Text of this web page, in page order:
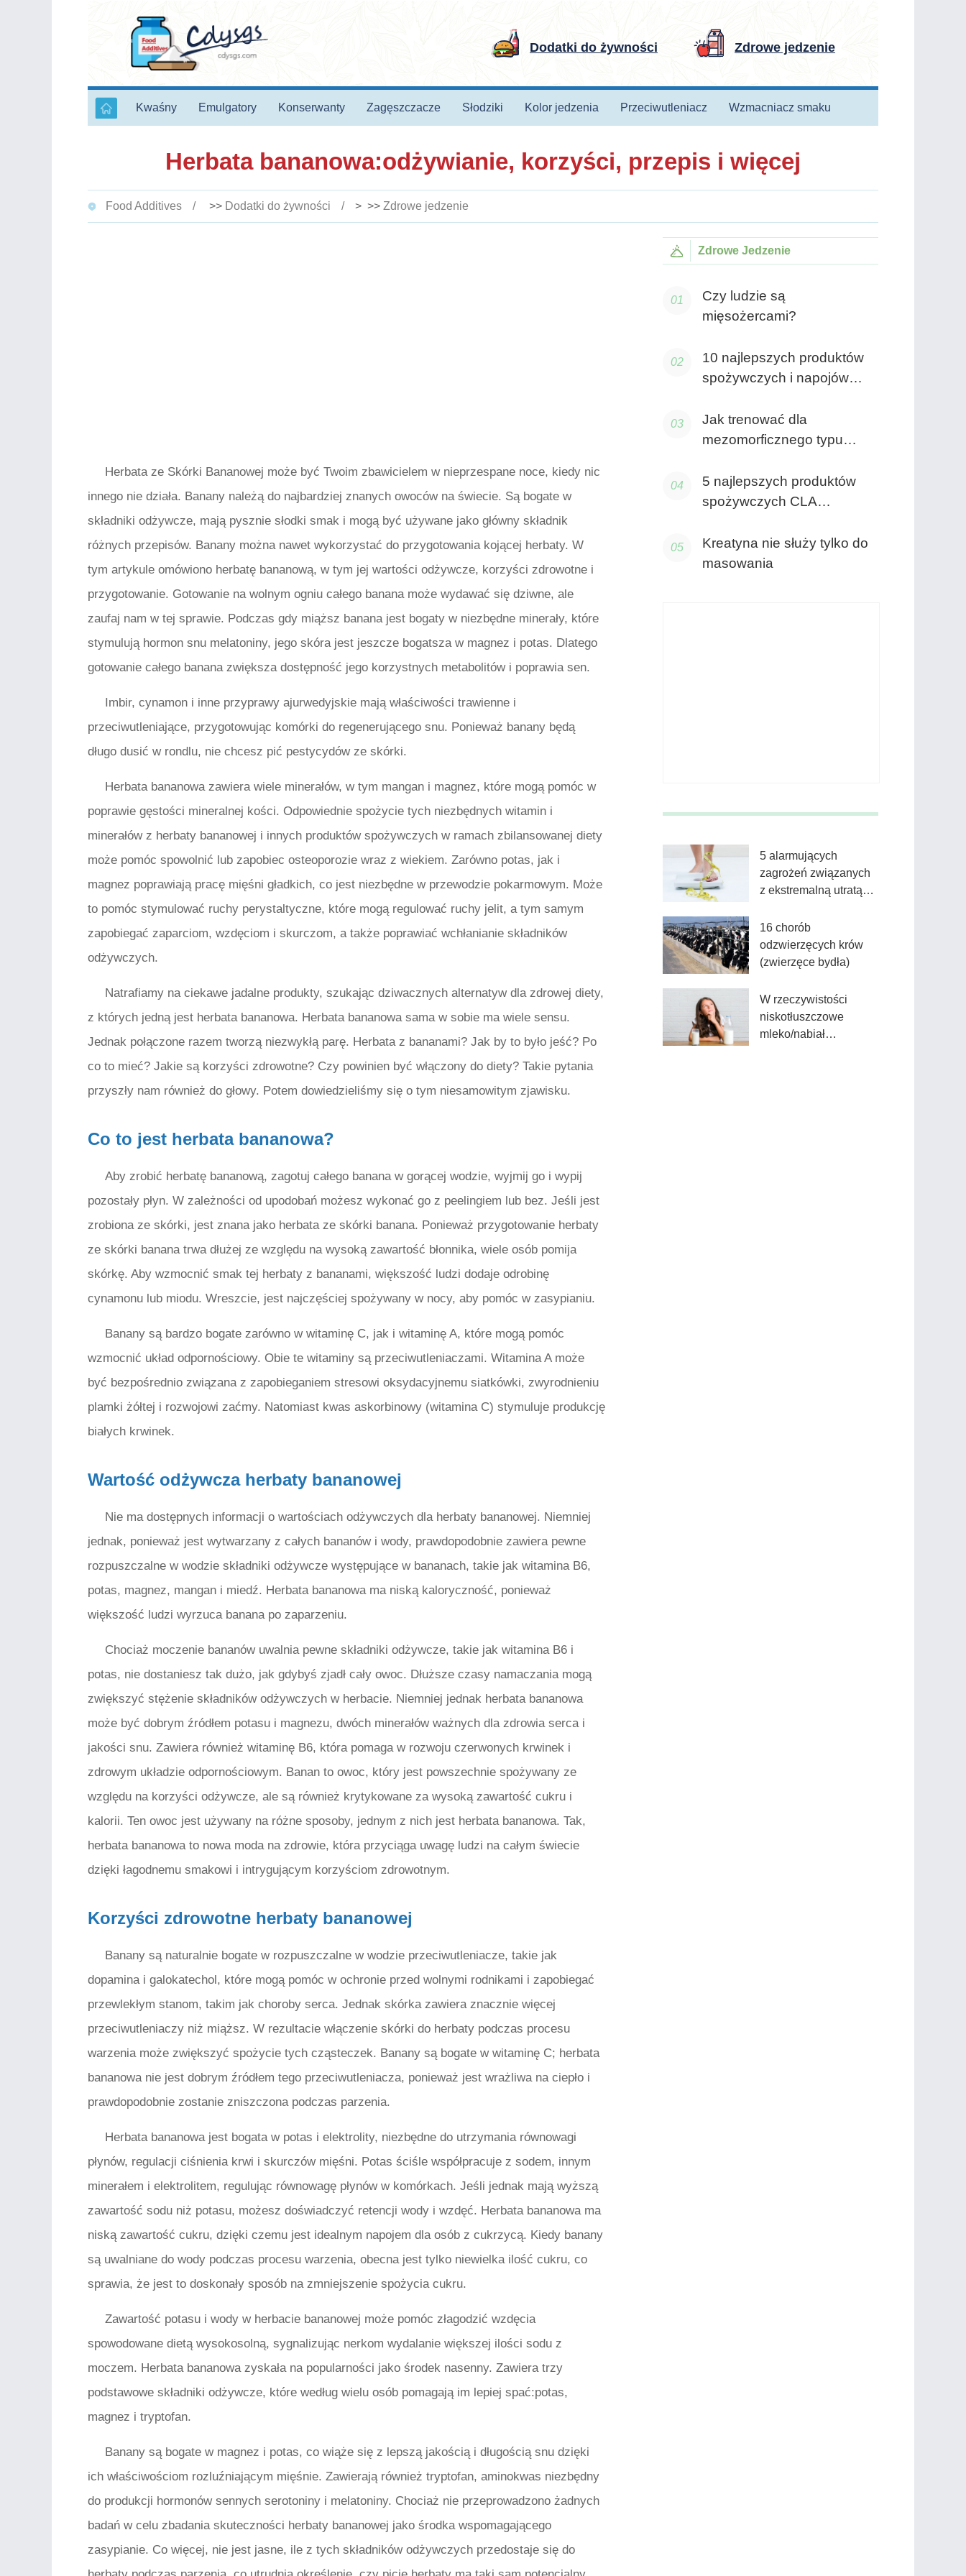
Dodatki do żywności Zdrowe jedzenie
Kwaśny Emulgatory Konserwanty Zagęszczacze Słodziki Kolor jedzenia Przeciwutleniacz Wzmacniacz smaku
Herbata bananowa:odżywianie, korzyści, przepis i więcej
Food Additives >> Dodatki do żywności > >> Zdrowe jedzenie
Herbata ze Skórki Bananowej może być Twoim zbawicielem w nieprzespane noce, kiedy nic
innego nie działa. Banany należą do najbardziej znanych owoców na świecie. Są bogate w
składniki odżywcze, mają pysznie słodki smak i mogą być używane jako główny składnik
różnych przepisów. Banany można nawet wykorzystać do przygotowania kojącej herbaty. W
tym artykule omówiono herbatę bananową, w tym jej wartości odżywcze, korzyści zdrowotne i
przygotowanie. Gotowanie na wolnym ogniu całego banana może wydawać się dziwne, ale
zaufaj nam w tej sprawie. Podczas gdy miąższ banana jest bogaty w niezbędne minerały, które
stymulują hormon snu melatoniny, jego skóra jest jeszcze bogatsza w magnez i potas. Dlatego
gotowanie całego banana zwiększa dostępność jego korzystnych metabolitów i poprawia sen.
Imbir, cynamon i inne przyprawy ajurwedyjskie mają właściwości trawienne i
przeciwutleniające, przygotowując komórki do regenerującego snu. Ponieważ banany będą
długo dusić w rondlu, nie chcesz pić pestycydów ze skórki.
Herbata bananowa zawiera wiele minerałów, w tym mangan i magnez, które mogą pomóc w
poprawie gęstości mineralnej kości. Odpowiednie spożycie tych niezbędnych witamin i
minerałów z herbaty bananowej i innych produktów spożywczych w ramach zbilansowanej diety
może pomóc spowolnić lub zapobiec osteoporozie wraz z wiekiem. Zarówno potas, jak i
magnez poprawiają pracę mięśni gładkich, co jest niezbędne w przewodzie pokarmowym. Może
to pomóc stymulować ruchy perystaltyczne, które mogą regulować ruchy jelit, a tym samym
zapobiegać zaparciom, wzdęciom i skurczom, a także poprawiać wchłanianie składników
odżywczych.
Natrafiamy na ciekawe jadalne produkty, szukając dziwacznych alternatyw dla zdrowej diety,
z których jedną jest herbata bananowa. Herbata bananowa sama w sobie ma wiele sensu.
Jednak połączone razem tworzą niezwykłą parę. Herbata z bananami? Jak by to było jeść? Po
co to mieć? Jakie są korzyści zdrowotne? Czy powinien być włączony do diety? Takie pytania
przyszły nam również do głowy. Potem dowiedzieliśmy się o tym niesamowitym zjawisku.
Co to jest herbata bananowa?
Aby zrobić herbatę bananową, zagotuj całego banana w gorącej wodzie, wyjmij go i wypij
pozostały płyn. W zależności od upodobań możesz wykonać go z peelingiem lub bez. Jeśli jest
zrobiona ze skórki, jest znana jako herbata ze skórki banana. Ponieważ przygotowanie herbaty
ze skórki banana trwa dłużej ze względu na wysoką zawartość błonnika, wiele osób pomija
skórkę. Aby wzmocnić smak tej herbaty z bananami, większość ludzi dodaje odrobinę
cynamonu lub miodu. Wreszcie, jest najczęściej spożywany w nocy, aby pomóc w zasypianiu.
Banany są bardzo bogate zarówno w witaminę C, jak i witaminę A, które mogą pomóc
wzmocnić układ odpornościowy. Obie te witaminy są przeciwutleniaczami. Witamina A może
być bezpośrednio związana z zapobieganiem stresowi oksydacyjnemu siatkówki, zwyrodnieniu
plamki żółtej i rozwojowi zaćmy. Natomiast kwas askorbinowy (witamina C) stymuluje produkcję
białych krwinek.
Wartość odżywcza herbaty bananowej
Nie ma dostępnych informacji o wartościach odżywczych dla herbaty bananowej. Niemniej
jednak, ponieważ jest wytwarzany z całych bananów i wody, prawdopodobnie zawiera pewne
rozpuszczalne w wodzie składniki odżywcze występujące w bananach, takie jak witamina B6,
potas, magnez, mangan i miedź. Herbata bananowa ma niską kaloryczność, ponieważ
większość ludzi wyrzuca banana po zaparzeniu.
Chociaż moczenie bananów uwalnia pewne składniki odżywcze, takie jak witamina B6 i
potas, nie dostaniesz tak dużo, jak gdybyś zjadł cały owoc. Dłuższe czasy namaczania mogą
zwiększyć stężenie składników odżywczych w herbacie. Niemniej jednak herbata bananowa
może być dobrym źródłem potasu i magnezu, dwóch minerałów ważnych dla zdrowia serca i
jakości snu. Zawiera również witaminę B6, która pomaga w rozwoju czerwonych krwinek i
zdrowym układzie odpornościowym. Banan to owoc, który jest powszechnie spożywany ze
względu na korzyści odżywcze, ale są również krytykowane za wysoką zawartość cukru i
kalorii. Ten owoc jest używany na różne sposoby, jednym z nich jest herbata bananowa. Tak,
herbata bananowa to nowa moda na zdrowie, która przyciąga uwagę ludzi na całym świecie
dzięki łagodnemu smakowi i intrygującym korzyściom zdrowotnym.
Korzyści zdrowotne herbaty bananowej
Banany są naturalnie bogate w rozpuszczalne w wodzie przeciwutleniacze, takie jak
dopamina i galokatechol, które mogą pomóc w ochronie przed wolnymi rodnikami i zapobiegać
przewlekłym stanom, takim jak choroby serca. Jednak skórka zawiera znacznie więcej
przeciwutleniaczy niż miąższ. W rezultacie włączenie skórki do herbaty podczas procesu
warzenia może zwiększyć spożycie tych cząsteczek. Banany są bogate w witaminę C; herbata
bananowa nie jest dobrym źródłem tego przeciwutleniacza, ponieważ jest wrażliwa na ciepło i
prawdopodobnie zostanie zniszczona podczas parzenia.
Herbata bananowa jest bogata w potas i elektrolity, niezbędne do utrzymania równowagi
płynów, regulacji ciśnienia krwi i skurczów mięśni. Potas ściśle współpracuje z sodem, innym
minerałem i elektrolitem, regulując równowagę płynów w komórkach. Jeśli jednak mają wyższą
zawartość sodu niż potasu, możesz doświadczyć retencji wody i wzdęć. Herbata bananowa ma
niską zawartość cukru, dzięki czemu jest idealnym napojem dla osób z cukrzycą. Kiedy banany
są uwalniane do wody podczas procesu warzenia, obecna jest tylko niewielka ilość cukru, co
sprawia, że ​​jest to doskonały sposób na zmniejszenie spożycia cukru.
Zawartość potasu i wody w herbacie bananowej może pomóc złagodzić wzdęcia
spowodowane dietą wysokosolną, sygnalizując nerkom wydalanie większej ilości sodu z
moczem. Herbata bananowa zyskała na popularności jako środek nasenny. Zawiera trzy
podstawowe składniki odżywcze, które według wielu osób pomagają im lepiej spać:potas,
magnez i tryptofan.
Banany są bogate w magnez i potas, co wiąże się z lepszą jakością i długością snu dzięki
ich właściwościom rozluźniającym mięśnie. Zawierają również tryptofan, aminokwas niezbędny
do produkcji hormonów sennych serotoniny i melatoniny. Chociaż nie przeprowadzono żadnych
badań w celu zbadania skuteczności herbaty bananowej jako środka wspomagającego
zasypianie. Co więcej, nie jest jasne, ile z tych składników odżywczych przedostaje się do
Zdrowe Jedzenie
Czy ludzie są
mięsożercami?
10 najlepszych produktów
spożywczych i napojów
Jak trenować dla
mezomorficznego typu
5 najlepszych produktów
spożywczych CLA
korzyści
Kreatyna nie służy tylko do
masowania
5 alarmujących
zagrożeń związanych
z ekstremalną utratą
możesz ignorować
16 chorób
odzwierzęcych krów
(zwierzęce bydła)
W rzeczywistości
niskotłuszczowe
mleko/nabiał